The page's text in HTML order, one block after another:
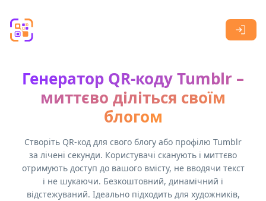
Генератор QR-коду Tumblr –
миттєво діліться своїм
блогом
Створіть QR-код для свого блогу або профілю Tumblr
за лічені секунди. Користувачі сканують і миттєво
отримують доступ до вашого вмісту, не вводячи текст
і не шукаючи. Безкоштовний, динамічний і
відстежуваний. Ідеально підходить для художників,